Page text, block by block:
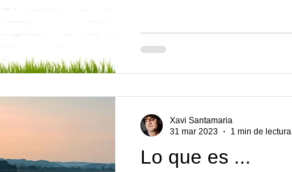
Lo que es ...
Xavi Santamaria
31 mar 2023
1 min de lectura